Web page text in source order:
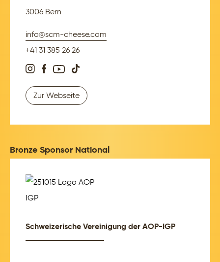
3006 Bern
info@scm-cheese.com
+41 31 385 26 26
Zur Webseite
Bronze Sponsor National
Schweizerische Vereinigung der AOP-IGP